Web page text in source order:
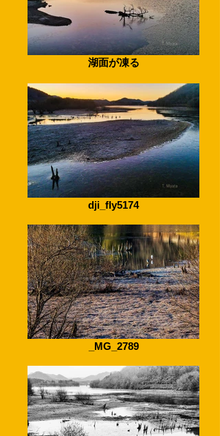
湖面が凍る
dji_fly5174
_MG_2789